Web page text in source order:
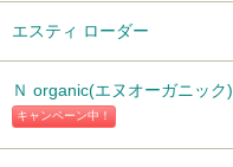
エスティ ローダー
キャンペーン中！
Ｎ organic(エヌオーガニック)